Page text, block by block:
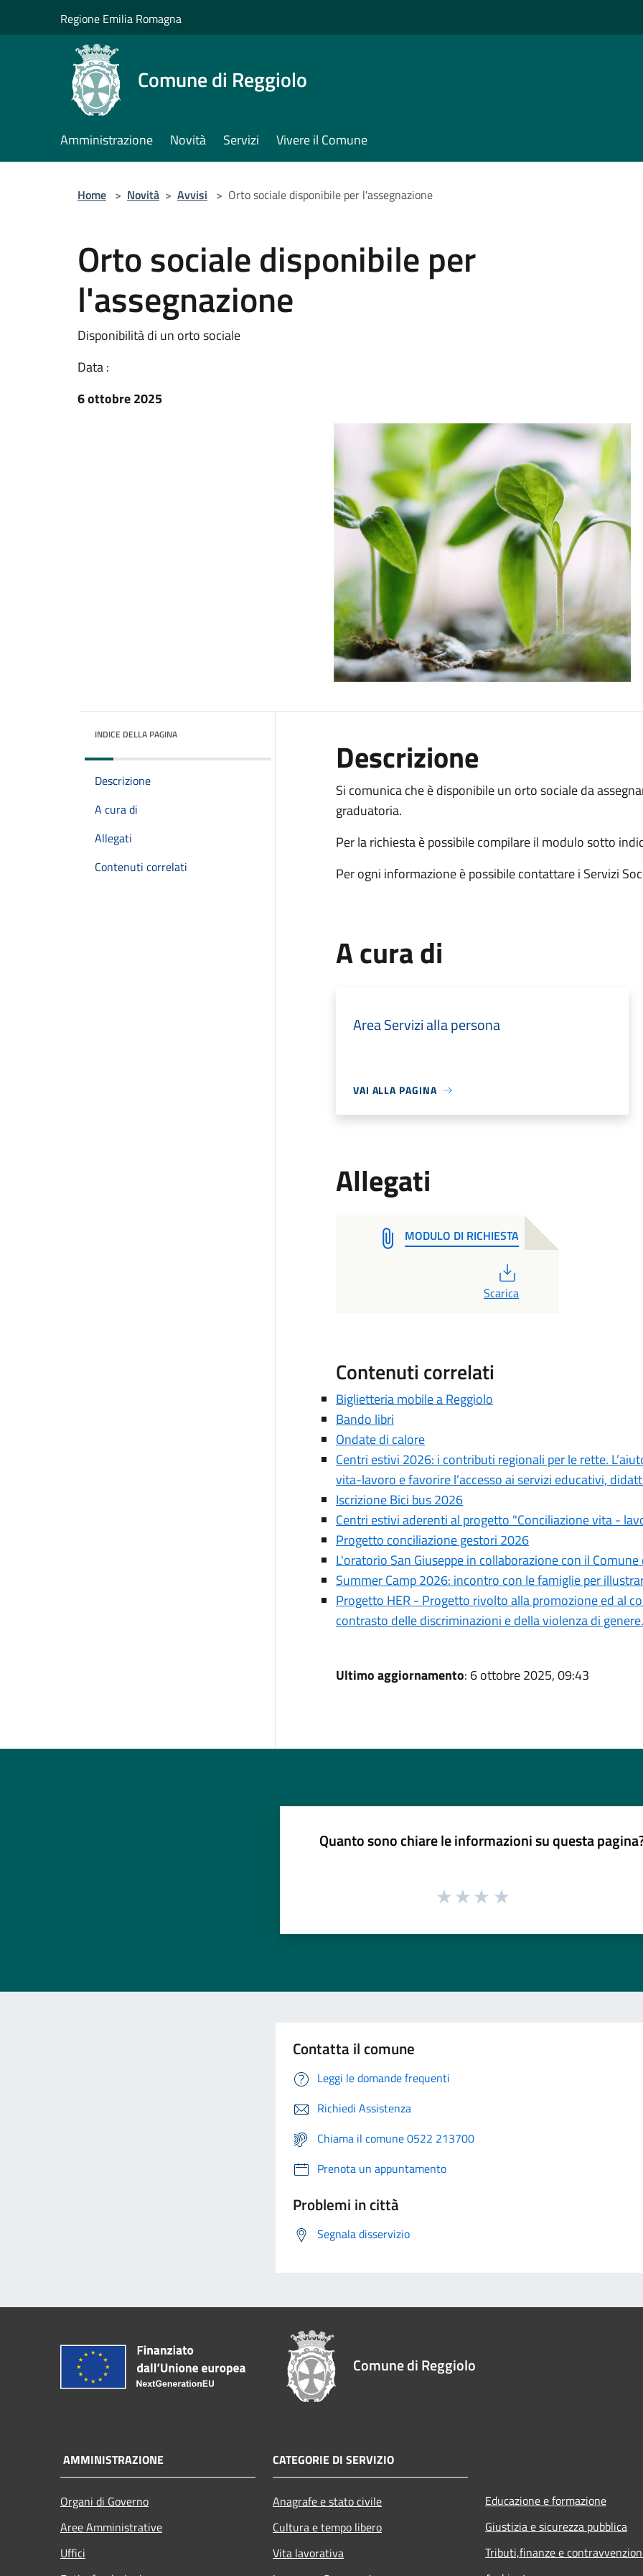
Regione Emilia Romagna
Comune di Reggiolo
Amministrazione Novità Servizi Vivere il Comune
Home > Novità > Avvisi > Orto sociale disponibile per l'assegnazione
Orto sociale disponibile per
l'assegnazione
Disponibilità di un orto sociale
Data :
6 ottobre 2025
INDICE DELLA PAGINA
Descrizione
A cura di
Allegati
Contenuti correlati
Descrizione
Si comunica che è disponibile un orto sociale da
graduatoria.
Per la richiesta è possibile compilare il modulo sotto
Per ogni informazione è possibile contattare i Servizi
A cura di
Area Servizi alla persona
VAI ALLA PAGINA
Allegati
MODULO DI RICHIESTA
Scarica
Contenuti correlati
Biglietteria mobile a Reggiolo
Bando libri
Ondate di calore
Centri estivi 2026: i contributi regionali per le rette.
vita-lavoro e favorire l’accesso ai servizi educativi,
Iscrizione Bici bus 2026
Centri estivi aderenti al progetto "Conciliazione vita -
Progetto conciliazione gestori 2026
L'oratorio San Giuseppe in collaborazione con il
Summer Camp 2026: incontro con le famiglie per
Progetto HER - Progetto rivolto alla promozione ed al
contrasto delle discriminazioni e della violenza di genere.
Ultimo aggiornamento: 6 ottobre 2025, 09:43
Quanto sono chiare le informazioni su questa
Contatta il comune
Leggi le domande frequenti
Richiedi Assistenza
Chiama il comune 0522 213700
Prenota un appuntamento
Problemi in città
Segnala disservizio
Comune di Reggiolo
AMMINISTRAZIONE
Organi di Governo
Aree Amministrative
Uffici
CATEGORIE DI SERVIZIO
Anagrafe e stato civile
Cultura e tempo libero
Vita lavorativa
Educazione e formazione
Giustizia e sicurezza pubblica
Tributi,finanze e